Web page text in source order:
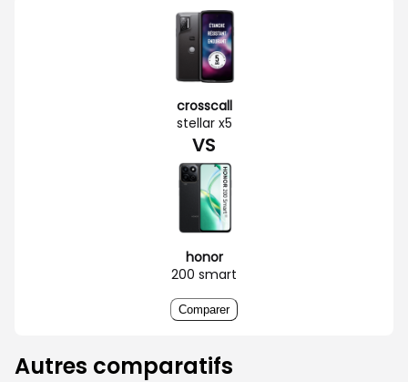
crosscall
stellar x5
VS
honor
200 smart
Comparer
Autres comparatifs